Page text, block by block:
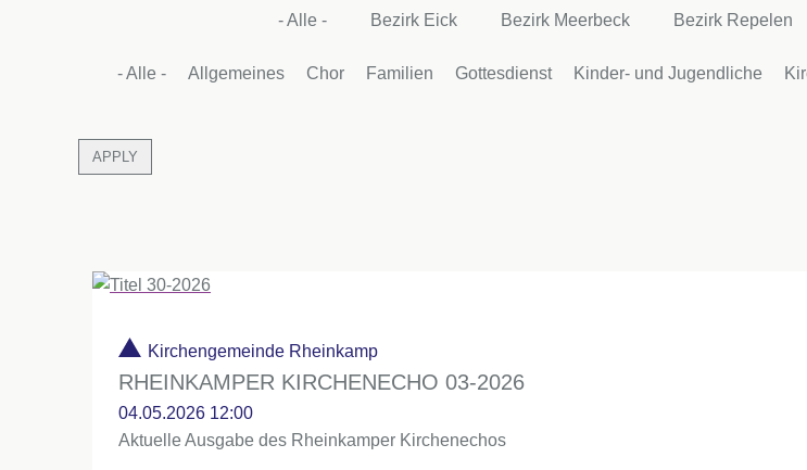
- Alle - Bezirk Eick Bezirk Meerbeck Bezirk Repelen
- Alle - Allgemeines Chor Familien Gottesdienst Kinder- und Jugendliche
Kirchengemeinde Rheinkamp
RHEINKAMPER KIRCHENECHO 03-2026
04.05.2026 12:00
Aktuelle Ausgabe des Rheinkamper Kirchenechos